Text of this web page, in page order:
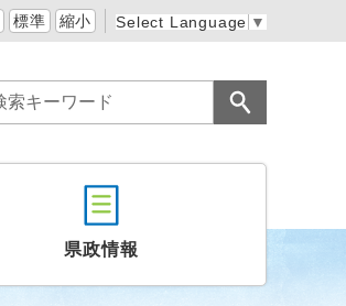
標準 縮小 Select Language ▼
県政情報